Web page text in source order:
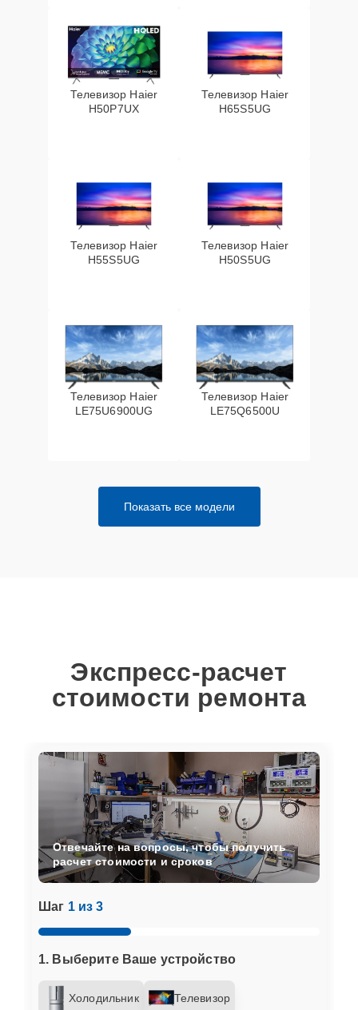
Телевизор Haier
H50P7UX
Телевизор Haier
H65S5UG
Телевизор Haier
H55S5UG
Телевизор Haier
H50S5UG
Телевизор Haier
LE75U6900UG
Телевизор Haier
LE75Q6500U
Показать все модели
Экспресс-расчет
стоимости ремонта
Шаг 1 из 3
1. Выберите Ваше устройство
Холодильник Телевизор
Отвечайте на вопросы, чтобы получить
расчет стоимости и сроков